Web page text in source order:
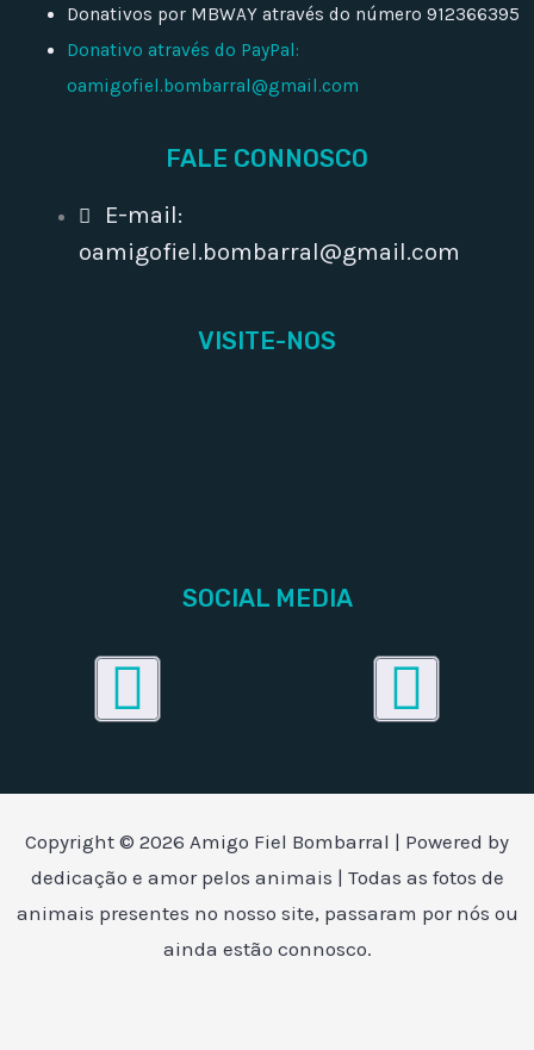
Donativos por MBWAY através do número 912366395
Donativo através do PayPal:
oamigofiel.bombarral@gmail.com
FALE CONNOSCO
E-mail:
oamigofiel.bombarral@gmail.com
VISITE-NOS
SOCIAL MEDIA
Facebook
Copyright © 2026 Amigo Fiel Bombarral | Powered by
dedicação e amor pelos animais | Todas as fotos de
animais presentes no nosso site, passaram por nós ou
ainda estão connosco.